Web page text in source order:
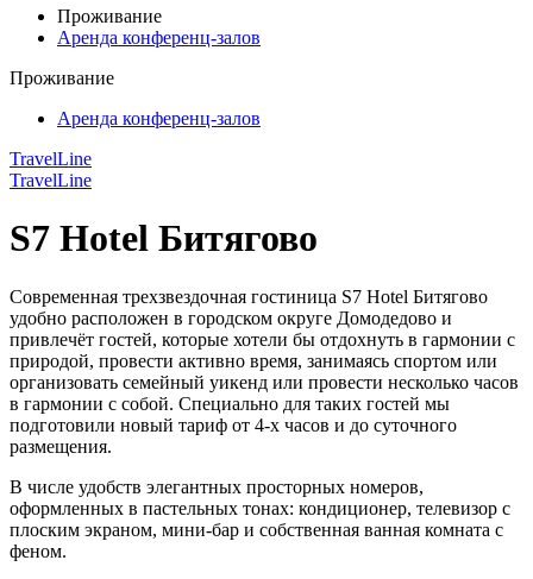
Проживание
Аренда конференц-залов
Проживание
Аренда конференц-залов
TravelLine
TravelLine
S7 Hotel Битягово
Современная трехзвездочная гостиница S7 Hotel Битягово
удобно расположен в городском округе Домодедово и
привлечёт гостей, которые хотели бы отдохнуть в гармонии с
природой, провести активно время, занимаясь спортом или
организовать семейный уикенд или провести несколько часов
в гармонии с собой. Специально для таких гостей мы
подготовили новый тариф от 4-х часов и до суточного
размещения.
В числе удобств элегантных просторных номеров,
оформленных в пастельных тонах: кондиционер, телевизор с
плоским экраном, мини-бар и собственная ванная комната с
феном.